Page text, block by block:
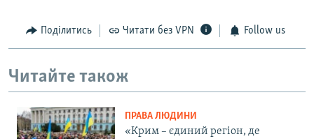
Поділитись Читати без VPN Follow us
Читайте також
ПРАВА ЛЮДИНИ
«Крим – єдиний регіон, де